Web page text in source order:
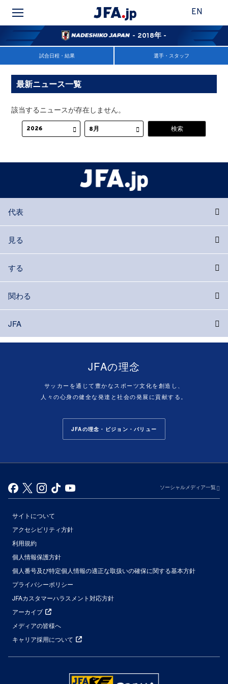
EN
- 2018年 -
試合日程・結果 選手・スタッフ
最新ニュース一覧
該当するニュースが存在しません。
代表
見る
する
関わる
JFA
JFAの理念
サッカーを通じて豊かなスポーツ文化を創造し、
人々の心身の健全な発達と社会の発展に貢献する。
JFAの理念・ビジョン・バリュー
ソーシャルメディア一覧
サイトについて
アクセシビリティ方針
利用規約
個人情報保護方針
個人番号及び特定個人情報の適正な取扱いの確保に関する基本方針
プライバシーポリシー
JFAカスタマーハラスメント対応方針
アーカイブ
メディアの皆様へ
キャリア採用について